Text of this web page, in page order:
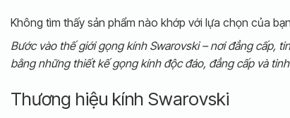
Không tìm thấy sản phẩm nào khớp với lựa chọn của
Bước vào thế giới gọng kính Swarovski – nơi đẳng cấp,
bằng những thiết kế gọng kính độc đáo, đẳng cấp và
Thương hiệu kính Swarovski